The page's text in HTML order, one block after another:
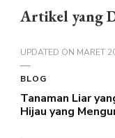
Artikel yang
UPDATED ON MARET
BLOG
Tanaman Liar
Hijau yang